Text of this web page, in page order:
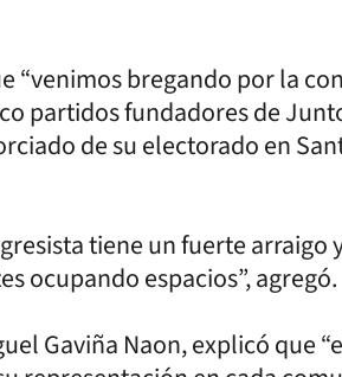
“venimos bregando por la
partidos fundadores de
de su electorado en
tiene un fuerte arraigo
ocupando espacios”, agregó.
Gaviña Naon, explicó que